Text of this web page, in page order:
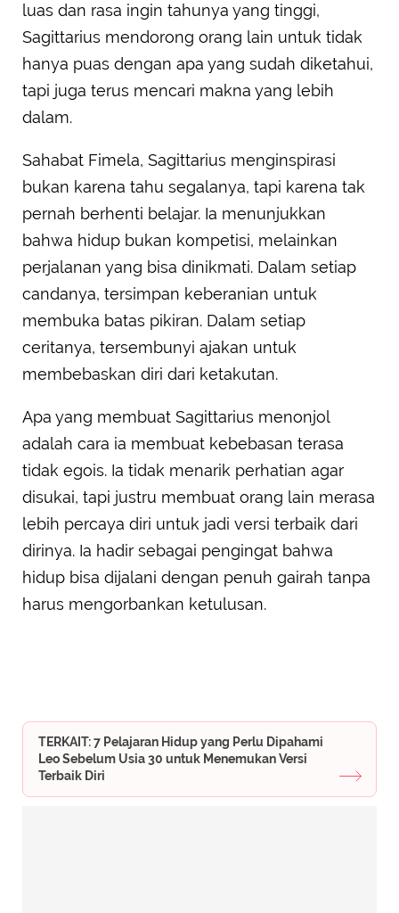
luas dan rasa ingin tahunya yang tinggi,
Sagittarius mendorong orang lain untuk tidak
hanya puas dengan apa yang sudah diketahui,
tapi juga terus mencari makna yang lebih
dalam.
Sahabat Fimela, Sagittarius menginspirasi
bukan karena tahu segalanya, tapi karena tak
pernah berhenti belajar. Ia menunjukkan
bahwa hidup bukan kompetisi, melainkan
perjalanan yang bisa dinikmati. Dalam setiap
candanya, tersimpan keberanian untuk
membuka batas pikiran. Dalam setiap
ceritanya, tersembunyi ajakan untuk
membebaskan diri dari ketakutan.
Apa yang membuat Sagittarius menonjol
adalah cara ia membuat kebebasan terasa
tidak egois. Ia tidak menarik perhatian agar
disukai, tapi justru membuat orang lain merasa
lebih percaya diri untuk jadi versi terbaik dari
dirinya. Ia hadir sebagai pengingat bahwa
hidup bisa dijalani dengan penuh gairah tanpa
harus mengorbankan ketulusan.
TERKAIT: 7 Pelajaran Hidup yang Perlu Dipahami
Leo Sebelum Usia 30 untuk Menemukan Versi
Terbaik Diri